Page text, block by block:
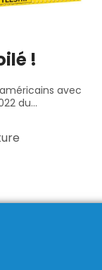
!
avec
du...